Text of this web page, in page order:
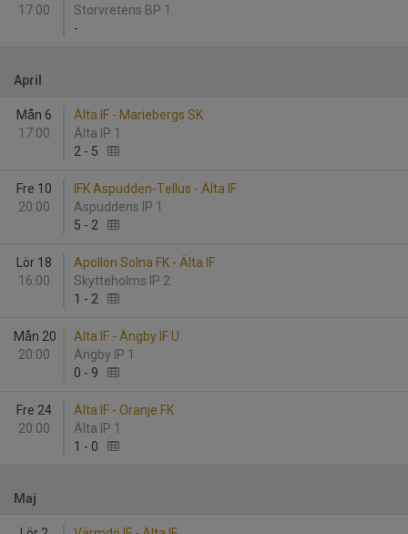
17:00
Storvretens BP 1
-
April
Mån 6
17:00
Älta IF - Mariebergs SK
Älta IP 1
2 - 5
Fre 10
20:00
IFK Aspudden-Tellus - Älta IF
Aspuddens IP 1
5 - 2
Lör 18
16:00
Apollon Solna FK - Älta IF
Skytteholms IP 2
1 - 2
Mån 20
20:00
Älta IF - Ängby IF U
Ängby IP 1
0 - 9
Fre 24
20:00
Älta IF - Oranje FK
Älta IP 1
1 - 0
Maj